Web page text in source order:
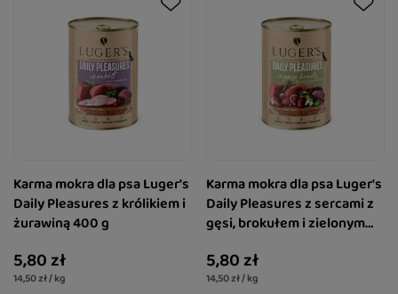
Karma mokra dla psa Luger's
Daily Pleasures z królikiem i
żurawiną 400 g
5,80 zł
14,50 zł / kg
Karma mokra dla psa Luger's
Daily Pleasures z sercami z
gęsi, brokułem i zielonym
5,80 zł
14,50 zł / kg